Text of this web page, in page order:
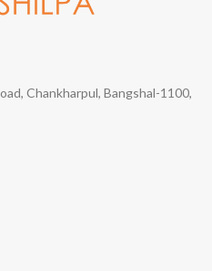
Chankharpul, Bangshal-1100,